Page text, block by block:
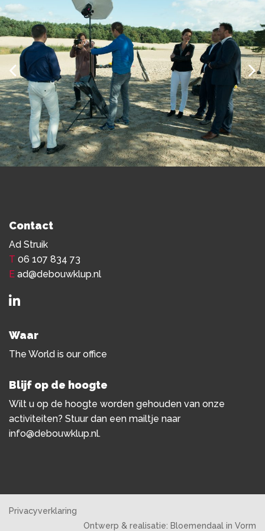
Contact
Ad Struik
T 06 107 834 73
E ad@debouwklup.nl
Waar
The World is our office
Blijf op de hoogte
Wilt u op de hoogte worden gehouden van onze
activiteiten? Stuur dan een mailtje naar
info@debouwklup.nl.
Privacyverklaring
Ontwerp & realisatie: Bloemendaal in Vorm